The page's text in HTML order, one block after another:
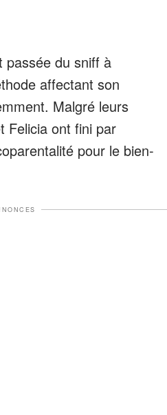
passée du sniff à
affectant son
Malgré leurs
Felicia ont fini par
pour le bien-